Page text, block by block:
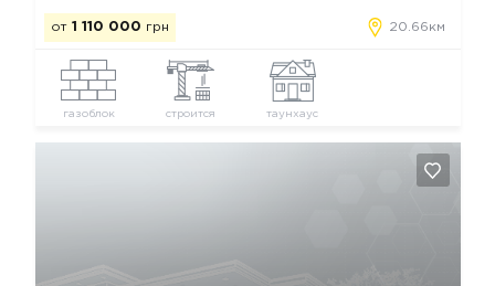
от 1 110 000 грн 20.66км
газоблок строится таунхаус